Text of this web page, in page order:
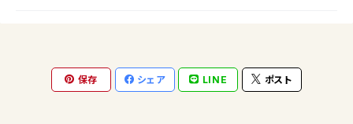
保存 シェア LINE ポスト